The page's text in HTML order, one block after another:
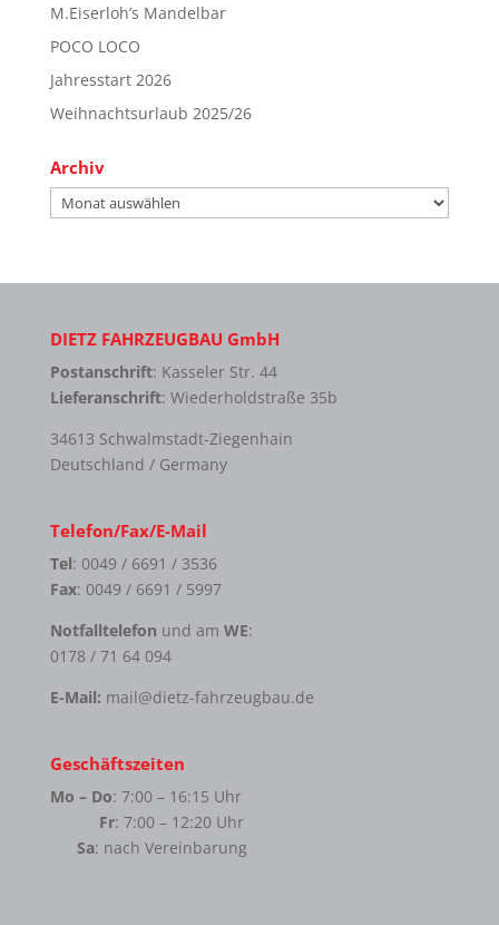
M.Eiserloh’s Mandelbar
POCO LOCO
Jahresstart 2026
Weihnachtsurlaub 2025/26
Archiv
Archiv
DIETZ FAHRZEUGBAU GmbH
Postanschrift: Kasseler Str. 44
Lieferanschrift: Wiederholdstraße 35b
34613 Schwalmstadt-Ziegenhain
Deutschland / Germany
Telefon/Fax/E-Mail
Tel: 0049 / 6691 / 3536
Fax: 0049 / 6691 / 5997
Notfalltelefon und am WE:
0178 / 71 64 094
E-Mail: mail@dietz-fahrzeugbau.de
Geschäftszeiten
Mo – Do: 7:00 – 16:15 Uhr
Fr: 7:00 – 12:20 Uhr
Sa: nach Vereinbarung